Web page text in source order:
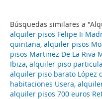
Búsquedas similares a
alquiler pisos Felipe Ii
quintana, alquiler pisos
pisos Martinez De La Riva
Ibiza, alquiler piso
alquiler piso barato López
habitaciones Usera,
alquiler pisos 700 euros